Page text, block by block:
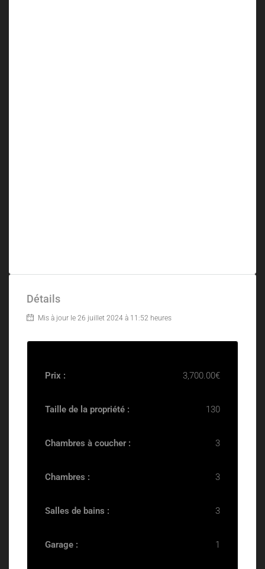
Détails
Mis à jour le 26 juillet 2024 à 11:52 heures
Prix : 3,700.00€
Taille de la propriété : 130
Chambres à coucher : 3
Chambres : 3
Salles de bains : 3
Garage : 1